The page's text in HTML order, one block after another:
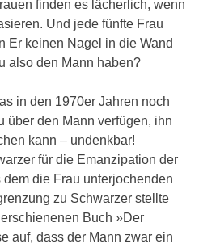
finden es lächerlich, wenn
Und jede fünfte Frau
Er keinen Nagel in die Wand
also den Mann haben?
in den 1970er Jahren noch
über den Mann verfügen, ihn
kann – undenkbar!
für die Emanzipation der
die Frau unterjochenden
zu Schwarzer stellte
Buch »Der
auf, dass der Mann zwar ein